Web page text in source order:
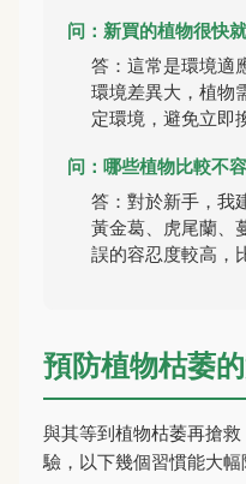
问：新買的植物很快
答：這常是環境適
環境差異大，植物
定環境，避免立即
问：哪些植物比較不
答：對於新手，我
黃金葛、虎尾蘭、
誤的容忍度較高，
預防植物枯萎
與其等到植物枯萎再搶
驗，以下幾個習慣能大幅